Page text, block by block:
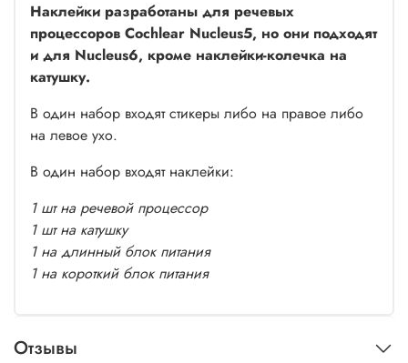
Наклейки разработаны для речевых
процессоров Cochlear Nucleus5, но они подходят
и для Nucleus6, кроме наклейки-колечка на
катушку.
В один набор входят стикеры либо на правое либо
на левое ухо.
В один набор входят наклейки:
1 шт на речевой процессор
1 шт на катушку
1 на длинный блок питания
1 на короткий блок питания
Отзывы